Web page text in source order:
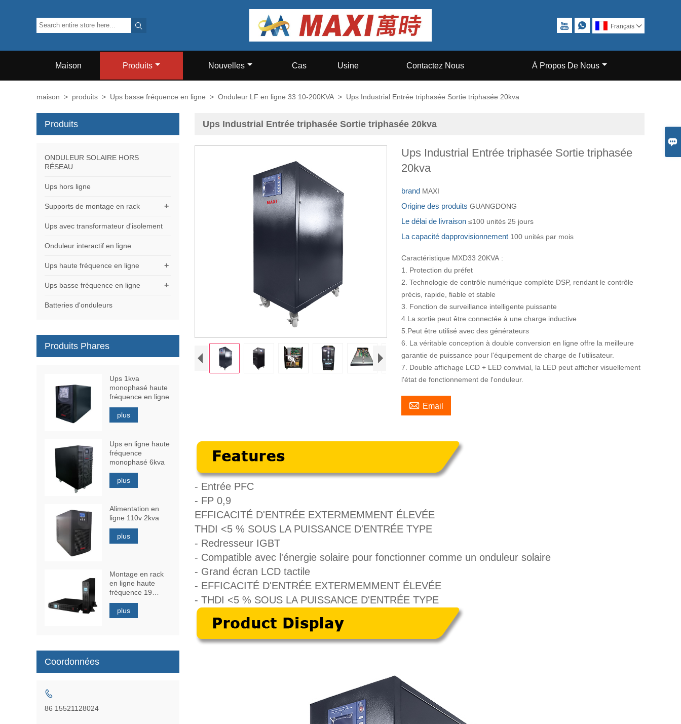

   Français 
Maison Produits Nouvelles Cas Usine Contactez Nous À Propos De Nous
maison > produits > Ups basse fréquence en ligne > Onduleur LF en ligne 33 10-200KVA > Ups Industrial Entrée triphasée Sortie triphasée 20kva
Ups Industrial Entrée triphasée Sortie triphasée 20kva
Ups Industrial Entrée triphasée Sortie triphasée
20kva
brand MAXI
Origine des produitsGUANGDONG
Le délai de livraison≤100 unités 25 jours
La capacité dapprovisionnement 100 unités par mois
Caractéristique MXD33 20KVA :
1. Protection du préfet
2. Technologie de contrôle numérique complète DSP, rendant le contrôle
précis, rapide, fiable et stable
3. Fonction de surveillance intelligente puissante
4.La sortie peut être connectée à une charge inductive
5.Peut être utilisé avec des générateurs
6. La véritable conception à double conversion en ligne offre la meilleure
garantie de puissance pour l'équipement de charge de l'utilisateur.
7. Double affichage LCD + LED convivial, la LED peut afficher visuellement
l'état de fonctionnement de l'onduleur.
 Email
- Entrée PFC
- FP 0,9
EFFICACITÉ D'ENTRÉE EXTERMEMMENT ÉLEVÉE
THDI <5 % SOUS LA PUISSANCE D'ENTRÉE TYPE
- Redresseur IGBT
- Compatible avec l'énergie solaire pour fonctionner comme un onduleur solaire
- Grand écran LCD tactile
- EFFICACITÉ D'ENTRÉE EXTERMEMMENT ÉLEVÉE
- THDI <5 % SOUS LA PUISSANCE D'ENTRÉE TYPE
Produits
ONDULEUR SOLAIRE HORS
RÉSEAU
Ups hors ligne
+
Supports de montage en rack
Ups avec transformateur d'isolement
Onduleur interactif en ligne
+
Ups haute fréquence en ligne
+
Ups basse fréquence en ligne
Batteries d'onduleurs
Produits Phares
Ups 1kva
monophasé haute
fréquence en ligne
plus
Ups en ligne haute
fréquence
monophasé 6kva
plus
Alimentation en
ligne 110v 2kva
plus
Montage en rack
en ligne haute
fréquence 19
pouces 1kva
plus
Coordonnées

86 15521128024